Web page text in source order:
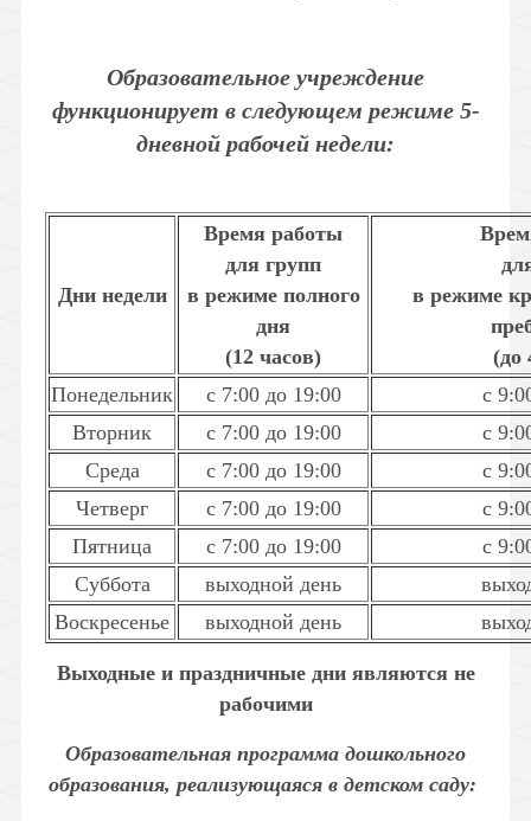
Образовательное учреждение
функционирует в следующем режиме 5-
дневной рабочей недели:
Дни недели
Время работы
для групп
в режиме полного
дня
(12 часов)
в режиме
(до
Понедельник
с 7:00 до 19:00
с
Вторник
с 7:00 до 19:00
с
Среда
с 7:00 до 19:00
с
Четверг
с 7:00 до 19:00
с
Пятница
с 7:00 до 19:00
с
Суббота
выходной день
Воскресенье
выходной день
Выходные и праздничные дни являются не
рабочими
Образовательная программа дошкольного
образования, реализующаяся в детском саду: